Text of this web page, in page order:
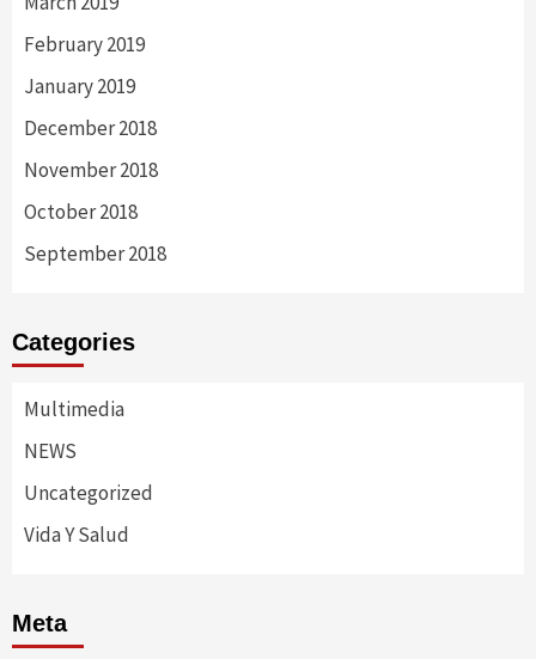
February 2019
January 2019
December 2018
November 2018
October 2018
September 2018
Categories
Multimedia
NEWS
Uncategorized
Vida Y Salud
Meta